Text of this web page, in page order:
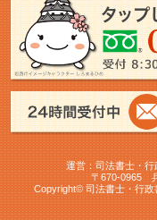
運営：司法書士・
〒670-0965
Copyright© 司法書士・行政